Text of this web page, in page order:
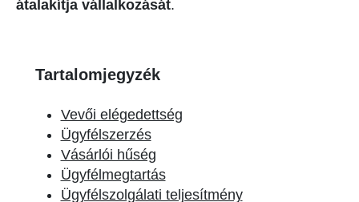
átalakítja vállalkozását.
Tartalomjegyzék
Vevői elégedettség
Ügyfélszerzés
Vásárlói hűség
Ügyfélmegtartás
Ügyfélszolgálati teljesítmény